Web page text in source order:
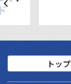
トップ